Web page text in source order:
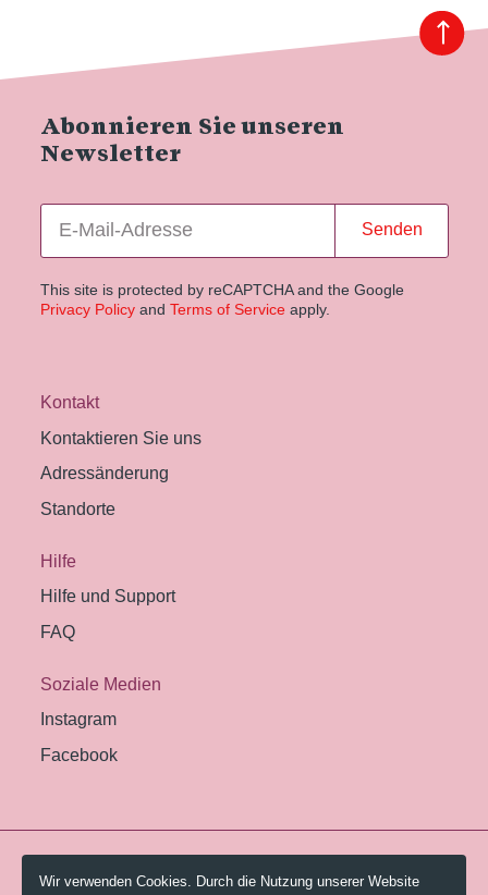
Abonnieren Sie unseren
Newsletter
Senden
This site is protected by reCAPTCHA and the Google
Privacy Policyand Terms of Service apply.
Kontakt
Kontaktieren Sie uns
Adressänderung
Standorte
Hilfe
Hilfe und Support
FAQ
Soziale Medien
Instagram
Facebook
© 2026 Pestalozzi-Bibliothek Zürich.
Wir verwenden Cookies. Durch die Nutzung unserer Website